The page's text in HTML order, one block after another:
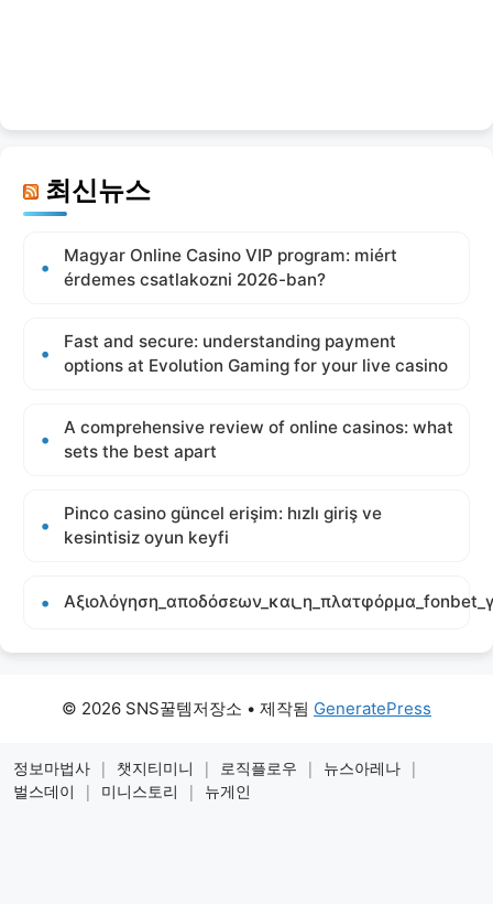
최신뉴스
Magyar Online Casino VIP program: miért
érdemes csatlakozni 2026-ban?
Fast and secure: understanding payment
options at Evolution Gaming for your live casino
A comprehensive review of online casinos: what
sets the best apart
Pinco casino güncel erişim: hızlı giriş ve
kesintisiz oyun keyfi
© 2026 SNS꿀템저장소 • 제작됨 GeneratePress
정보마법사 | 챗지티미니 | 로직플로우 | 뉴스아레나 |
벌스데이
| 미니스토리 | 뉴게인